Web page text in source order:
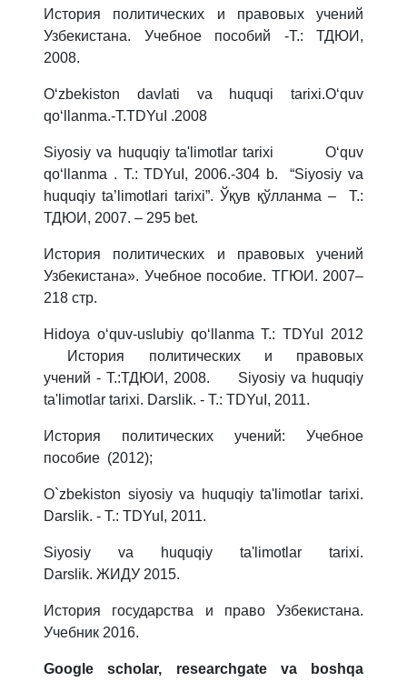
История политических и правовых учений
Узбекистана. Учебное пособий -Т.: ТДЮИ,
2008.
O‘zbekiston davlati va huquqi tarixi.O‘quv
qo‘llanma.-T.TDYuI .2008
Siyosiy va huquqiy ta'limotlar tarixi O‘quv
qo‘llanma . T.: TDYuI, 2006.-304 b. “Siyosiy va
huquqiy ta’limotlari tarixi”. Ўқув қўлланма – Т.:
ТДЮИ, 2007. – 295 bet.
История политических и правовых учений
Узбекистана». Учебное пособие. ТГЮИ. 2007–
218 стр.
Hidoya o‘quv-uslubiy qo‘llanma T.: TDYuI 2012
История политических и правовых
учений - Т.:ТДЮИ, 2008. Siyosiy va huquqiy
ta'limotlar tarixi. Darslik. - T.: TDYuI, 2011.
История политических учений: Учебное
пособие (2012);
O`zbekiston siyosiy va huquqiy ta'limotlar tarixi.
Darslik. - T.: TDYuI, 2011.
Siyosiy va huquqiy ta'limotlar tarixi.
Darslik. ЖИДУ 2015.
История государства и право Узбекистана.
Учебник 2016.
Google scholar, researchgate va boshqa